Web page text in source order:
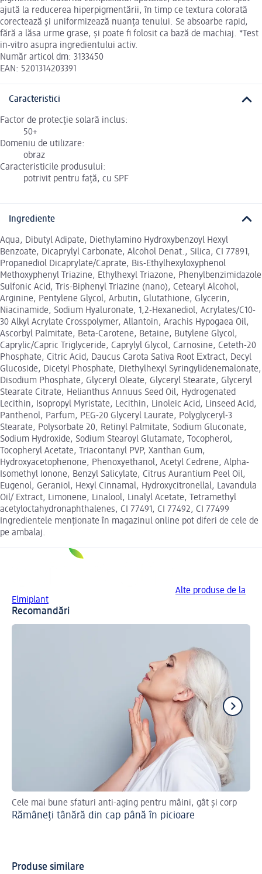
ajută la reducerea hiperpigmentării, în timp ce textura colorată
corectează și uniformizează nuanța tenului. Se absoarbe rapid,
fără a lăsa urme grase, și poate fi folosit ca bază de machiaj. *Test
in-vitro asupra ingredientului activ.
Număr articol dm: 3133450
EAN: 5201314203391
Caracteristici
Factor de protecție solară inclus:
50+
Domeniu de utilizare:
obraz
Caracteristicile produsului:
potrivit pentru față, cu SPF
Ingrediente
Aqua, Dibutyl Adipate, Diethylamino Hydroxybenzoyl Hexyl
Benzoate, Dicaprylyl Carbonate, Alcohol Denat., Silica, CI 77891,
Propanediol Dicaprylate/Caprate, Bis-Ethylhexyloxyphenol
Methoxyphenyl Triazine, Ethylhexyl Triazone, Phenylbenzimidazole
Sulfonic Acid, Tris-Biphenyl Triazine (nano), Cetearyl Alcohol,
Arginine, Pentylene Glycol, Arbutin, Glutathione, Glycerin,
Niacinamide, Sodium Hyaluronate, 1,2-Hexanediol, Acrylates/C10-
30 Alkyl Acrylate Crosspolymer, Allantoin, Arachis Hypogaea Oil,
Ascorbyl Palmitate, Beta-Carotene, Betaine, Butylene Glycol,
Caprylic/Capric Triglyceride, Caprylyl Glycol, Carnosine, Ceteth-20
Phosphate, Citric Acid, Daucus Carota Sativa Root Εxtract, Decyl
Glucoside, Dicetyl Phosphate, Diethylhexyl Syringylidenemalonate,
Disodium Phosphate, Glyceryl Oleate, Glyceryl Stearate, Glyceryl
Stearate Citrate, Helianthus Annuus Seed Oil, Hydrogenated
Lecithin, Isopropyl Myristate, Lecithin, Linoleic Acid, Linseed Acid,
Panthenol, Parfum, PEG-20 Glyceryl Laurate, Polyglyceryl-3
Stearate, Polysorbate 20, Retinyl Palmitate, Sodium Gluconate,
Sodium Hydroxide, Sodium Stearoyl Glutamate, Tocopherol,
Tocopheryl Acetate, Triacontanyl PVP, Xanthan Gum,
Hydroxyacetophenone, Phenoxyethanol, Acetyl Cedrene, Alpha-
Isomethyl Ionone, Benzyl Salicylate, Citrus Aurantium Peel Oil,
Eugenol, Geraniol, Hexyl Cinnamal, Hydroxycitronellal, Lavandula
Oil/ Extract, Limonene, Linalool, Linalyl Acetate, Tetramethyl
acetyloctahydronaphthalenes, CI 77491, CI 77492, CI 77499
Ingredientele menționate în magazinul online pot diferi de cele de
pe ambalaj.
Alte produse de la
Elmiplant
Recomandări
Cele mai bune sfaturi anti-aging pentru mâini, gât și corp
Rămâneți tânără din cap până în picioare
Produse similare